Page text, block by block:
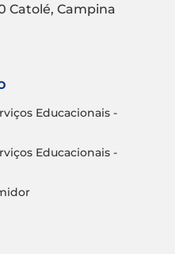
Catolé, Campina
Educacionais -
Educacionais -